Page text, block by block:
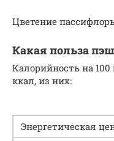
Цветение
Какая польза
Калорийность на
ккал, из них:
Энергетическая